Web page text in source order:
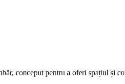
conceput pentru a oferi spațiul și